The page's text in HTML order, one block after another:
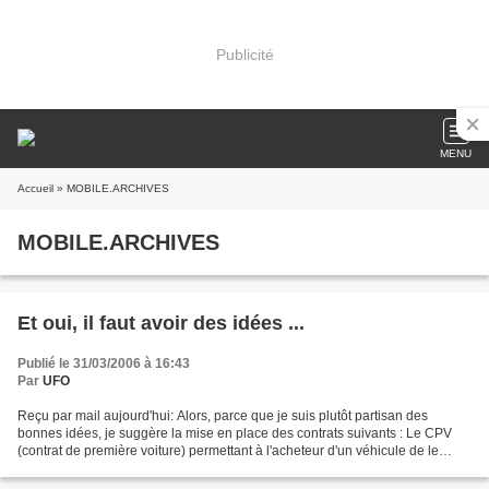
Publicité
MENU
Accueil » MOBILE.ARCHIVES
MOBILE.ARCHIVES
Et oui, il faut avoir des idées ...
Publié le 31/03/2006 à 16:43
Par UFO
Reçu par mail aujourd'hui: Alors, parce que je suis plutôt partisan des
bonnes idées, je suggère la mise en place des contrats suivants : Le CPV
(contrat de première voiture) permettant à l'acheteur d'un véhicule de le